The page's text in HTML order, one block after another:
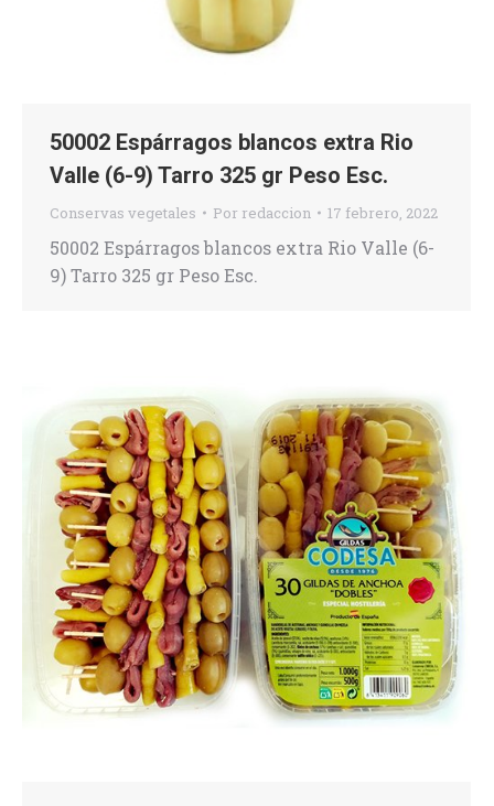
50002 Espárragos blancos extra Rio
Valle (6-9) Tarro 325 gr Peso Esc.
Conservas vegetales Por redaccion 17 febrero, 2022
50002 Espárragos blancos extra Rio Valle (6-
9) Tarro 325 gr Peso Esc.